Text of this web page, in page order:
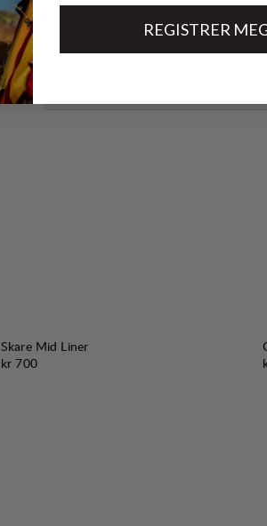
Skare Mid Liner
Pris:
kr 700
REGISTRER